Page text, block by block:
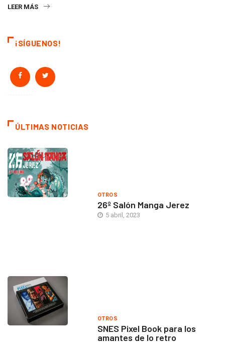
LEER MÁS
¡SÍGUENOS!
ÚLTIMAS NOTICIAS
OTROS
26º Salón Manga Jerez
5 abril, 2023
OTROS
SNES Pixel Book para los
amantes de lo retro